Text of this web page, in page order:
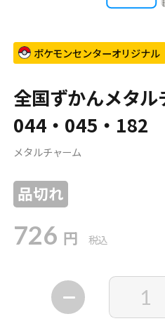
ポケモンセンターオリジナル
全国ずかんメタル
044・045・182​
メタルチャーム
品切れ
726 円 税込